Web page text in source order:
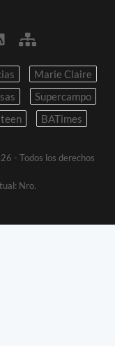
Marie Claire
Supercampo
BATimes
- Todos los derechos
Nro.